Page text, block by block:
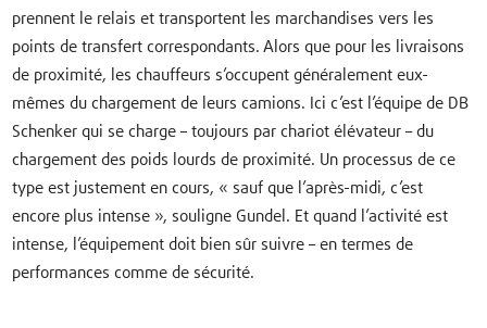
prennent le relais et transportent les marchandises vers les
points de transfert correspondants. Alors que pour les livraisons
de proximité, les chauffeurs s’occupent généralement eux-
mêmes du chargement de leurs camions. Ici c’est l’équipe de DB
Schenker qui se charge – toujours par chariot élévateur – du
chargement des poids lourds de proximité. Un processus de ce
type est justement en cours, « sauf que l’après-midi, c’est
encore plus intense », souligne Gundel. Et quand l’activité est
intense, l’équipement doit bien sûr suivre – en termes de
performances comme de sécurité.